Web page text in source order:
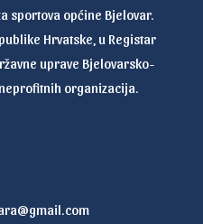
sportova općine Bjelovar.
Hrvatske, u Registar
uprave Bjelovarsko-
organizacija.